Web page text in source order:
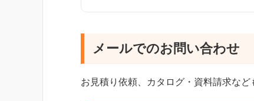
メールでのお問い合わせ
お見積り依頼、カタログ・資料請求な